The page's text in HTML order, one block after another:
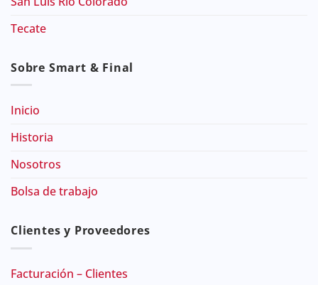
Tecate
Sobre Smart & Final
Inicio
Historia
Nosotros
Bolsa de trabajo
Clientes y Proveedores
Facturación – Clientes